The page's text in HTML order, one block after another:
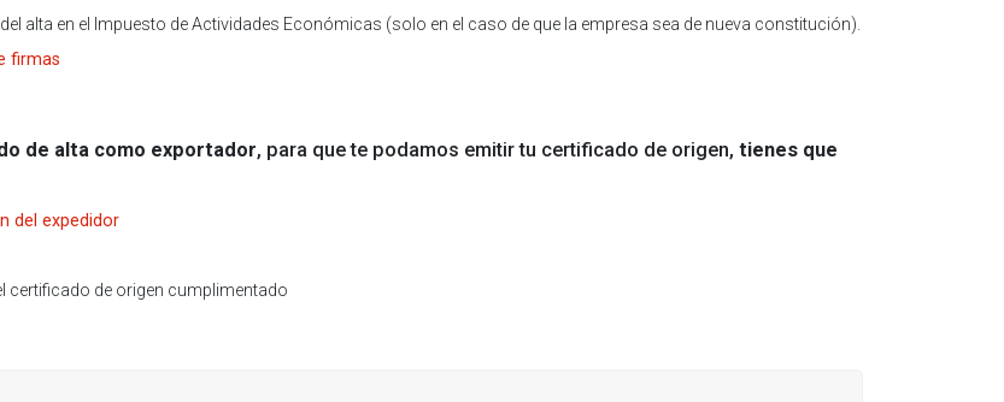
alta en el Impuesto de Actividades Económicas (solo en el caso de que la empresa sea de nueva constitución).
firmas
de alta como exportador, para que te podamos emitir tu certificado de origen, tienes que
del expedidor
certificado de origen cumplimentado